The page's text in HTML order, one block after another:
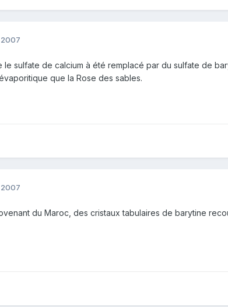
2007
le sulfate de calcium à été remplacé par du sulfate de
que la Rose des sables.
2007
du Maroc, des cristaux tabulaires de barytine